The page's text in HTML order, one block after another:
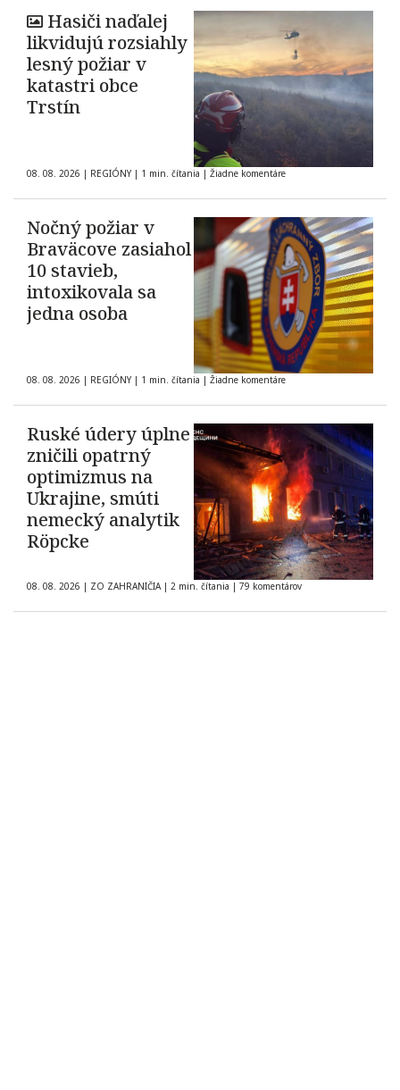
Hasiči naďalej
likvidujú rozsiahly
lesný požiar v
katastri obce
Trstín
08. 08. 2026 | REGIÓNY | 1 min. čítania | Žiadne komentáre
Nočný požiar v
Braväcove zasiahol
10 stavieb,
intoxikovala sa
jedna osoba
08. 08. 2026 | REGIÓNY | 1 min. čítania | Žiadne komentáre
Ruské údery úplne
zničili opatrný
optimizmus na
Ukrajine, smúti
nemecký analytik
Röpcke
08. 08. 2026 | ZO ZAHRANIČIA | 2 min. čítania | 79 komentárov